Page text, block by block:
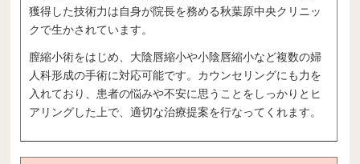
獲得した技術力は自身が院長を務める秋葉原中央クリニッ
クで生かされています。
膣縮小術をはじめ、大陰唇縮小や小陰唇縮小など複数の婦
人科形成の手術に対応可能です。カウンセリングにも力を
入れており、患者の悩みや不安に思うことをしっかりとヒ
アリングした上で、適切な治療提案を行なってくれます。